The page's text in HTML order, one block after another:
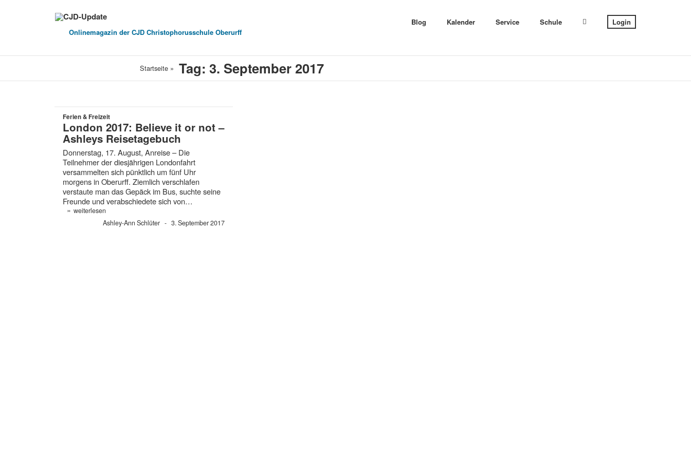
Onlinemagazin der CJD Christophorusschule Oberurff
Blog Kalender Service Schule Login
Startseite » Tag: 3. September 2017
Ferien & Freizeit
London 2017: Believe it or not –
Ashleys Reisetagebuch
Donnerstag, 17. August, Anreise – Die
Teilnehmer der diesjährigen Londonfahrt
versammelten sich pünktlich um fünf Uhr
morgens in Oberurff. Ziemlich verschlafen
verstaute man das Gepäck im Bus, suchte seine
Freunde und verabschiedete sich von…
» weiterlesen
Ashley-Ann Schlüter
3. September 2017